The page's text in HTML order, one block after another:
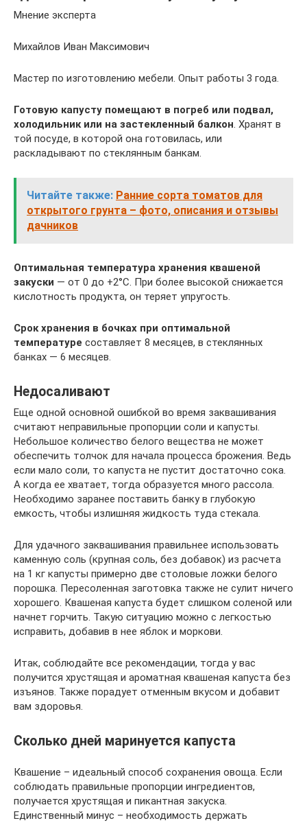
Мнение эксперта
Михайлов Иван Максимович
Мастер по изготовлению мебели. Опыт работы 3 года.
Готовую капусту помещают в погреб или подвал,
холодильник или на застекленный балкон. Хранят в
той посуде, в которой она готовилась, или
раскладывают по стеклянным банкам.
Читайте также: Ранние сорта томатов для
открытого грунта – фото, описания и отзывы
дачников
Оптимальная температура хранения квашеной
закуски — от 0 до +2°С. При более высокой снижается
кислотность продукта, он теряет упругость.
Срок хранения в бочках при оптимальной
температуре составляет 8 месяцев, в стеклянных
банках — 6 месяцев.
Недосаливают
Еще одной основной ошибкой во время заквашивания
считают неправильные пропорции соли и капусты.
Небольшое количество белого вещества не может
обеспечить толчок для начала процесса брожения. Ведь
если мало соли, то капуста не пустит достаточно сока.
А когда ее хватает, тогда образуется много рассола.
Необходимо заранее поставить банку в глубокую
емкость, чтобы излишняя жидкость туда стекала.
Для удачного заквашивания правильнее использовать
каменную соль (крупная соль, без добавок) из расчета
на 1 кг капусты примерно две столовые ложки белого
порошка. Пересоленная заготовка также не сулит ничего
хорошего. Квашеная капуста будет слишком соленой или
начнет горчить. Такую ситуацию можно с легкостью
исправить, добавив в нее яблок и моркови.
Итак, соблюдайте все рекомендации, тогда у вас
получится хрустящая и ароматная квашеная капуста без
изъянов. Также порадует отменным вкусом и добавит
вам здоровья.
Сколько дней маринуется капуста
Квашение – идеальный способ сохранения овоща. Если
соблюдать правильные пропорции ингредиентов,
получается хрустящая и пикантная закуска.
Единственный минус – необходимость держать